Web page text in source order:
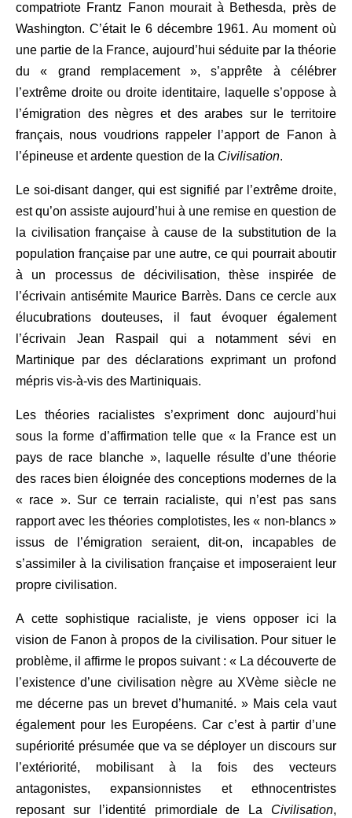
compatriote Frantz Fanon mourait à Bethesda, près de
Washington. C’était le 6 décembre 1961. Au moment où
une partie de la France, aujourd’hui séduite par la théorie
du « grand remplacement », s’apprête à célébrer
l’extrême droite ou droite identitaire, laquelle s’oppose à
l’émigration des nègres et des arabes sur le territoire
français, nous voudrions rappeler l’apport de Fanon à
l’épineuse et ardente question de la Civilisation.
Le soi-disant danger, qui est signifié par l’extrême droite,
est qu’on assiste aujourd’hui à une remise en question de
la civilisation française à cause de la substitution de la
population française par une autre, ce qui pourrait aboutir
à un processus de décivilisation, thèse inspirée de
l’écrivain antisémite Maurice Barrès. Dans ce cercle aux
élucubrations douteuses, il faut évoquer également
l’écrivain Jean Raspail qui a notamment sévi en
Martinique par des déclarations exprimant un profond
mépris vis-à-vis des Martiniquais.
Les théories racialistes s’expriment donc aujourd’hui
sous la forme d’affirmation telle que « la France est un
pays de race blanche », laquelle résulte d’une théorie
des races bien éloignée des conceptions modernes de la
« race ». Sur ce terrain racialiste, qui n’est pas sans
rapport avec les théories complotistes, les « non-blancs »
issus de l’émigration seraient, dit-on, incapables de
s’assimiler à la civilisation française et imposeraient leur
propre civilisation.
A cette sophistique racialiste, je viens opposer ici la
vision de Fanon à propos de la civilisation. Pour situer le
problème, il affirme le propos suivant : « La découverte de
l’existence d’une civilisation nègre au XVème siècle ne
me décerne pas un brevet d’humanité. » Mais cela vaut
également pour les Européens. Car c’est à partir d’une
supériorité présumée que va se déployer un discours sur
l’extériorité, mobilisant à la fois des vecteurs
antagonistes, expansionnistes et ethnocentristes
reposant sur l’identité primordiale de La Civilisation,